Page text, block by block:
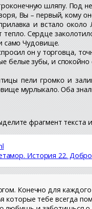
шляпу. Под
Вы – первый, кому
и встало около
Сердце
само Чудовище.
он у торговца,
белые зубы, и спокойно
пели громко и
мурлыкало. Оба
фрагмент текста
История 22.
Конечно для
которые тебе всегда